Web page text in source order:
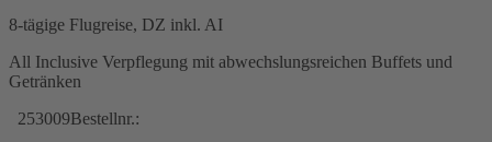
8-tägige Flugreise, DZ inkl. AI
All Inclusive Verpflegung mit abwechslungsreichen Buffets und
Getränken
253009Bestellnr.: